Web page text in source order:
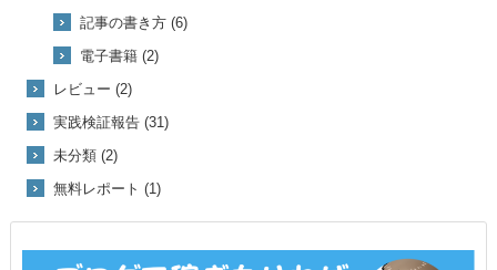
記事の書き方 (6)
電子書籍 (2)
レビュー (2)
実践検証報告 (31)
未分類 (2)
無料レポート (1)